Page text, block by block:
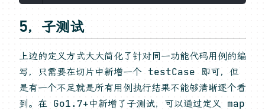
5，子测试
上边的定义方式大大简化了针对同一功能代码用例的编
写，只需要在切片中新增一个 testCase 即可，但
是有一个不足就是所有用例执行结果不能够清晰逐个看
到。在 Go1.7+中新增了子测试，可以通过定义 map